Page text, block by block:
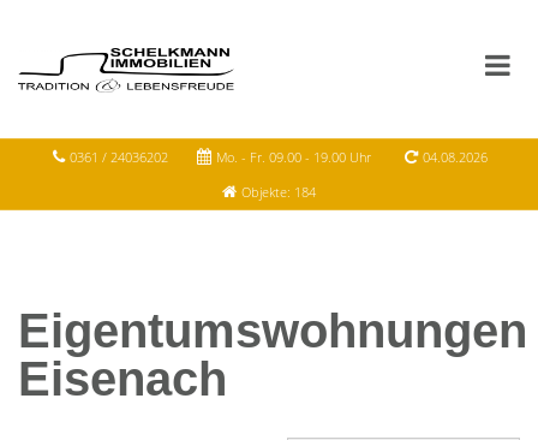
0361 / 24036202 Mo. - Fr. 09.00 - 19.00 Uhr
04.08.2026
Objekte: 184
Eigentumswohnungen
Eisenach